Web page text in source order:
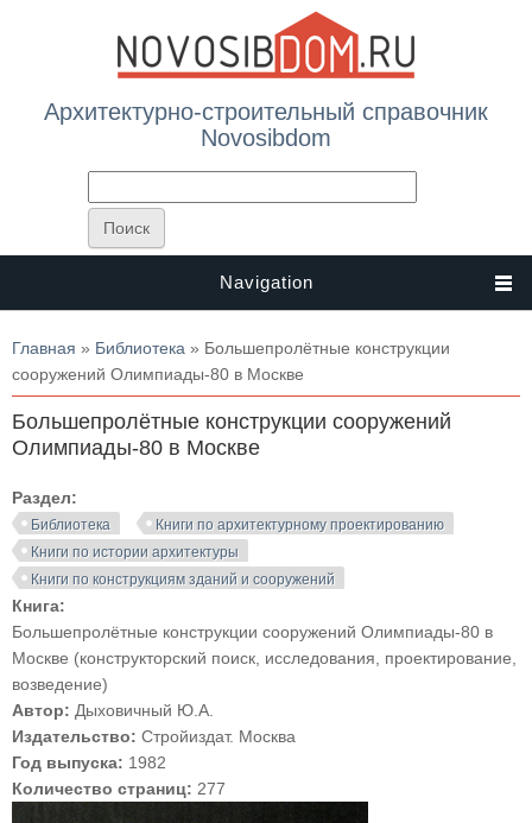
Архитектурно-строительный справочник
Novosibdom
Navigation
Вы здесь
Главная » Библиотека » Большепролётные конструкции
сооружений Олимпиады-80 в Москве
Большепролётные конструкции сооружений
Олимпиады-80 в Москве
Раздел:
Библиотека
Книги по архитектурному проектированию
Книги по истории архитектуры
Книги по конструкциям зданий и сооружений
Книга:
Большепролётные конструкции сооружений Олимпиады-80 в
Москве (конструкторский поиск, исследования, проектирование,
возведение)
Автор: Дыховичный Ю.А.
Издательство: Стройиздат. Москва
Год выпуска: 1982
Количество страниц: 277